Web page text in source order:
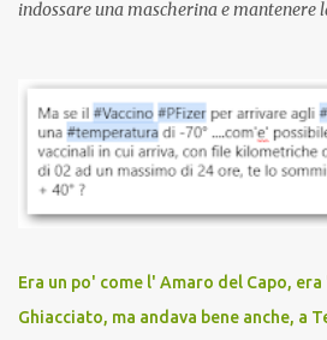
indossare una mascherina e mantenere
vaccinazione. Non avevamo mai
sconti, incentivi per vaccinarsi. Non
discriminazioni per coloro che non
vaccinato, nessuno aveva prima cercato
persona cattiva. Non avevamo mai
vaccino usato per minacciare i mezzi di
scuola. Non avevamo mai visto un
dodicenne di ignorare il consenso dei
Era un po' come l' Amaro del Capo,
Ghiacciato, ma andava bene anche, a